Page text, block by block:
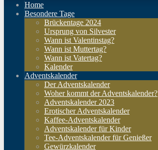
Home
Besondere Tage
Brückentage 2024
Ursprung von Silvester
Wann ist Valentinstag?
Wann ist Muttertag?
Wann ist Vatertag?
Kalender
Adventskalender
Der Adventskalender
Woher kommt der Adventskalender?
Adventskalender 2023
Erotischer Adventskalender
Kaffee-Adventskalender
Adventskalender für Kinder
Tee-Adventskalender für Genießer
Gewürzkalender